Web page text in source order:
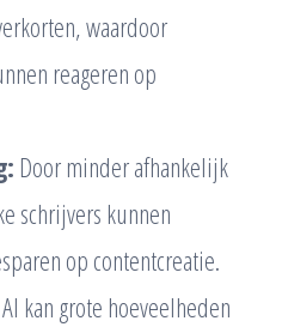
waardoor
reageren op
Door minder afhankelijk
schrijvers kunnen
op contentcreatie.
AI kan grote hoeveelheden